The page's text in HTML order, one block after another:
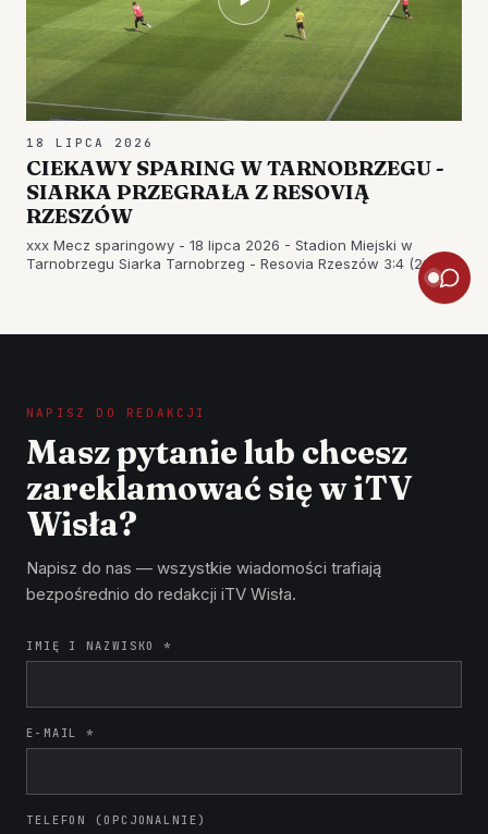
18 LIPCA 2026
CIEKAWY SPARING W TARNOBRZEGU -
SIARKA PRZEGRAŁA Z RESOVIĄ
RZESZÓW
xxx Mecz sparingowy - 18 lipca 2026 - Stadion Miejski w
Tarnobrzegu Siarka Tarnobrzeg - Resovia Rzeszów 3:4 (2:1)
NAPISZ DO REDAKCJI
Masz pytanie lub chcesz
zareklamować się w iTV
Wisła?
Napisz do nas — wszystkie wiadomości trafiają
bezpośrednio do redakcji iTV Wisła.
IMIĘ I NAZWISKO *
E-MAIL *
TELEFON (OPCJONALNIE)